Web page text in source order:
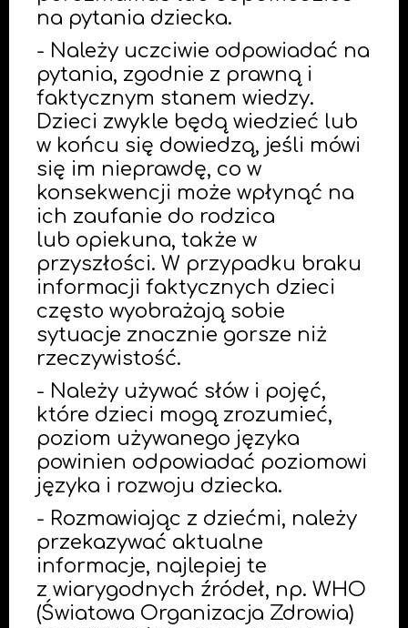
na pytania dziecka.
- Należy uczciwie odpowiadać na
pytania, zgodnie z prawną i
faktycznym stanem wiedzy.
Dzieci zwykle będą wiedzieć lub
w końcu się dowiedzą, jeśli mówi
się im nieprawdę, co w
konsekwencji może wpłynąć na
ich zaufanie do rodzica
lub opiekuna, także w
przyszłości. W przypadku braku
informacji faktycznych dzieci
często wyobrażają sobie
sytuacje znacznie gorsze niż
rzeczywistość.
- Należy używać słów i pojęć,
które dzieci mogą zrozumieć,
poziom używanego języka
powinien odpowiadać poziomowi
języka i rozwoju dziecka.
- Rozmawiając z dziećmi, należy
przekazywać aktualne
informacje, najlepiej te
z wiarygodnych źródeł, np. WHO
(Światowa Organizacja Zdrowia)